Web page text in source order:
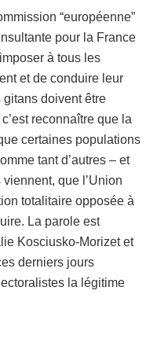
“européenne”
pour la France
à tous les
et de conduire leur
gitans doivent être
reconnaître que la
certaines populations
tant d’autres – et
que l’Union
totalitaire opposée à
La parole est
Kosciusko-Morizet et
derniers jours
la légitime